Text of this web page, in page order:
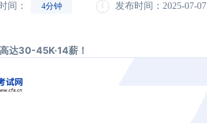
间： 4分钟 发布时间：2025-07-07
达30-45K·14薪！